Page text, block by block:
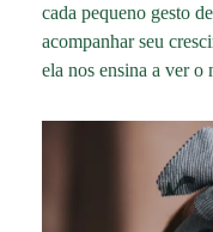
cada pequeno gesto
acompanhar seu
ela nos ensina a ver o